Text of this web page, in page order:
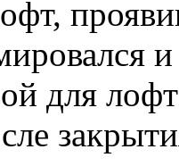
для